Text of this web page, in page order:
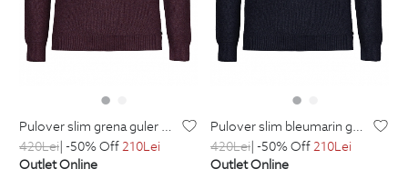
pulover slim grena guler in v cu casmir
420Lei| -50% Off 210Lei
Outlet Online
pulover slim bleumarin guler in v cu casmir
420Lei| -50% Off 210Lei
Outlet Online